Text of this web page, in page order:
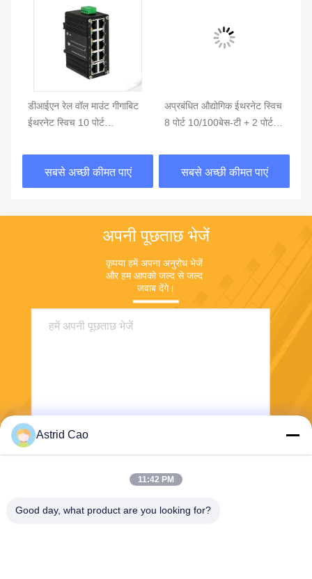
डीआईएन रेल वॉल माउंट गीगाबिट
ईथरनेट स्विच 10 पोर्ट
सबसे अच्छी कीमत पाएं
अप्रबंधित औद्योगिक ईथरनेट स्विच
8 पोर्ट 10/100बेस-टी + 2 पोर्ट
सबसे अच्छी कीमत पाएं
अपनी पूछताछ भेजें
कृपया हमें अपना अनुरोध भेजें
और हम आपको जल्द से जल्द
जवाब देंगे।
Astrid Cao
11:42 PM
Good day, what product are you looking for?